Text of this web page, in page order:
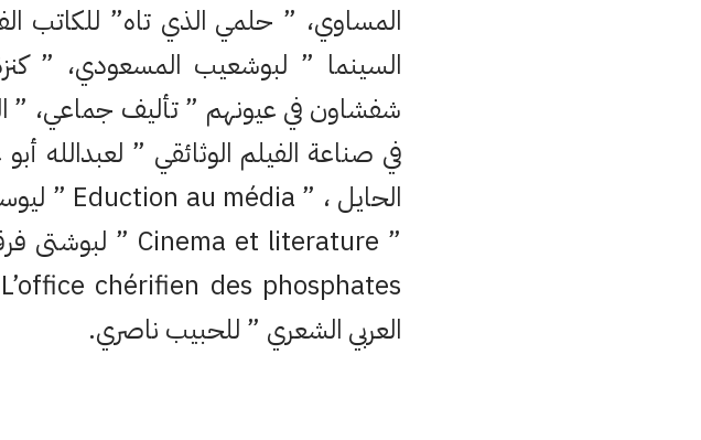
المساوي، ” حلمي الذي تاه” للكاتب
السينما ” لبوشعيب المسعودي، ”
شفشاون في عيونهم ” تأليف جماعي، ”
في صناعة الفيلم الوثائقي ” لعبدالله
العربي الشعري ” للحبيب ناصري.